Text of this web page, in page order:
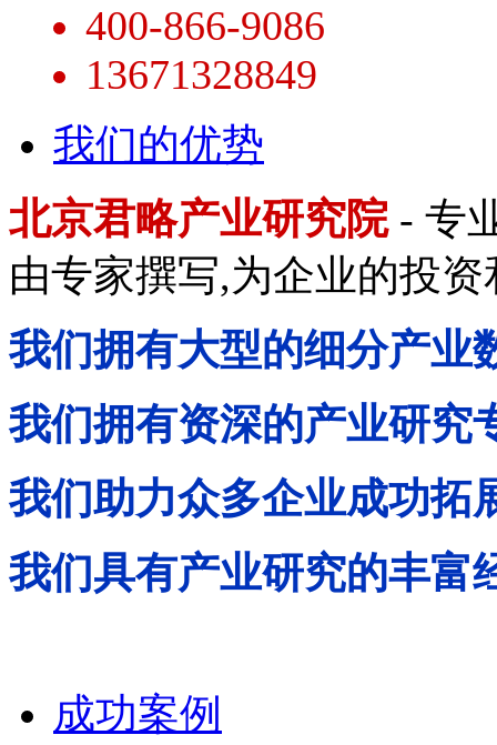
400-866-9086
13671328849
我们的优势
北京君略产业研究院- 专
由专家撰写,为企业的投
我们拥有大型的细分产业
我们拥有资深的产业研究
我们助力众多企业成功拓
我们具有产业研究的丰富
成功案例